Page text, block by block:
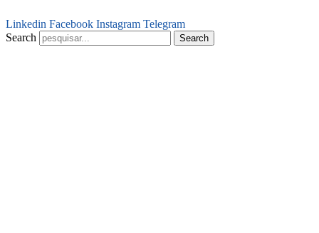
Linkedin Facebook Instagram Telegram
Search
Search